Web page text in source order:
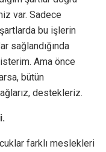
var. Sadece
bu işlerin
sağlandığında
isterim. Ama önce
bütün
destekleriz.
farklı meslekleri